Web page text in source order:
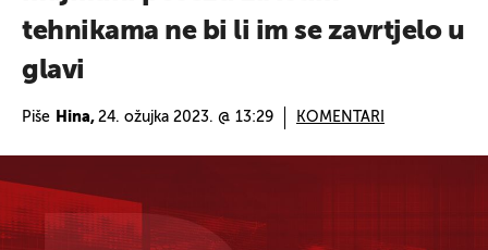
tehnikama ne bi li im se zavrtjelo u
glavi
Piše Hina, 24. ožujka 2023. @ 13:29 KOMENTARI